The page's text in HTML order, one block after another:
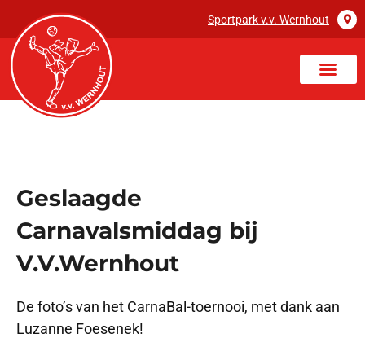
Sportpark v.v. Wernhout
Geslaagde
Carnavalsmiddag bij
V.V.Wernhout
De foto’s van het CarnaBal-toernooi, met dank aan
Luzanne Foesenek!